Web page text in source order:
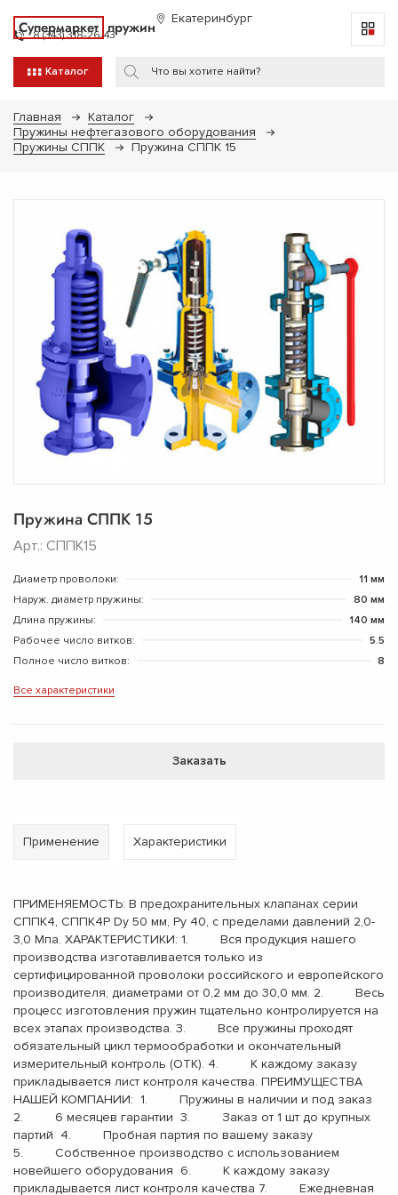
Супермаркет пружин Екатеринбург
8 (343) 318-26-43
Каталог
Главная
Каталог
Пружины нефтегазового оборудования
Пружины СППК
Пружина СППК 15
Пружина СППК 15
Арт.: СППК15
Диаметр проволоки:
11 мм
Наруж. диаметр пружины:
80 мм
Длина пружины:
140 мм
Рабочее число витков:
5.5
Полное число витков:
8
Все характеристики
Заказать
Применение Характеристики
ПРИМЕНЯЕМОСТЬ: В предохранительных клапанах серии
СППК4, СППК4Р Dу 50 мм, Ру 40, с пределами давлений 2,0-
3,0 Мпа. ХАРАКТЕРИСТИКИ: 1. Вся продукция нашего
производства изготавливается только из
сертифицированной проволоки российского и европейского
производителя, диаметрами от 0,2 мм до 30,0 мм. 2. Весь
процесс изготовления пружин тщательно контролируется на
всех этапах производства. 3. Все пружины проходят
обязательный цикл термообработки и окончательный
измерительный контроль (ОТК). 4. К каждому заказу
прикладывается лист контроля качества. ПРЕИМУЩЕСТВА
НАШЕЙ КОМПАНИИ: 1. Пружины в наличии и под заказ
2. 6 месяцев гарантии 3. Заказ от 1 шт до крупных
партий 4. Пробная партия по вашему заказу
5. Собственное производство с использованием
новейшего оборудования 6. К каждому заказу
прикладывается лист контроля качества 7. Ежедневная